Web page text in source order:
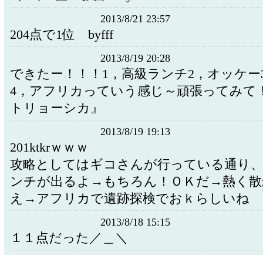
2013/8/21 23:57
204点で1位 byfff
2013/8/19 20:28
できたー！！！1，高級ランチ2，オッケ
4，アフリカっていう感じ～頑張ってみて
トリョーシカ』
2013/8/19 19:13
201ktkrｗｗｗ
攻略としてはギコさんが行っている通り
ンチが出るよ→もちろん！ＯＫだ→熱く
え→アフリカで遺跡探検でおｋらしいね
2013/8/18 15:15
１１点だった／＿＼